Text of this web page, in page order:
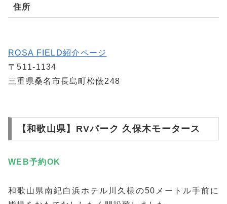
住所
ROSA FIELD紹介ページ
〒511-1134
三重県桑名市長島町松蔭248
【和歌山県】RVパーク 久保木モータース
WEB予約OK
和歌山県南紀白浜ホテル川久様の50メートル手前に